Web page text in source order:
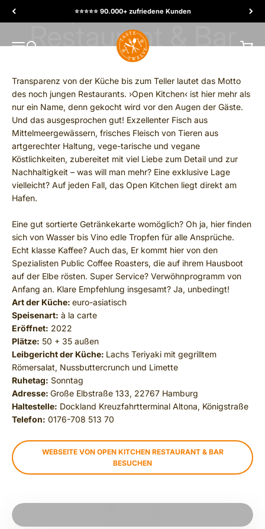
⭐️⭐️⭐️⭐️⭐️ 90.000+ zufriedene Kunden
MENÚ
Buscar
TasteTwelve
Carrito
Transparenz von der Küche bis zum Teller lautet das Motto
des noch jungen Restaurants. ›Open Kitchen‹ ist hier mehr als
nur ein Name, denn gekocht wird vor den Augen der Gäste.
Und das ausgesprochen gut! Exzellenter Fisch aus
Mittelmeergewässern, frisches Fleisch von Tieren aus
artgerechter Haltung, vege-tarische und vegane
Köstlichkeiten, zubereitet mit viel Liebe zum Detail und zur
Nachhaltigkeit – was will man mehr? Eine exklusive Lage
vielleicht? Auf jeden Fall, das Open Kitchen liegt direkt am
Hafen.
Eine gut sortierte Getränkekarte womöglich? Oh ja, hier finden
sich von Wasser bis Vino edle Tropfen für alle Ansprüche.
Echt klasse Kaffee? Auch das, Er kommt hier von den
Spezialisten Public Coffee Roasters, die auf ihrem Hausboot
auf der Elbe rösten. Super Service? Verwöhnprogramm von
Anfang an. Klare Empfehlung insgesamt? Ja, unbedingt!
Art der Küche: euro-asiatisch
Speisenart: à la carte
Eröffnet: 2022
Plätze: 50 + 35 außen
Leibgericht der Küche: Lachs Teriyaki mit gegrilltem
Römersalat, Nussbuttercrunch und Limette
Ruhetag: Sonntag
Adresse: Große Elbstraße 133, 22767 Hamburg
Haltestelle: Dockland Kreuzfahrtterminal Altona, Königstraße
Telefon: 0176-708 513 70
WEBSEITE VON OPEN KITCHEN RESTAURANT & BAR
BESUCHEN